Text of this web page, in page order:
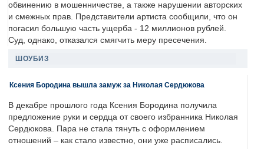
обвинению в мошенничестве, а также нарушении авторских
и смежных прав. Представители артиста сообщили, что он
погасил большую часть ущерба - 12 миллионов рублей.
Суд, однако, отказался смягчить меру пресечения.
ШОУБИЗ
Ксения Бородина вышла замуж за Николая Сердюкова
В декабре прошлого года Ксения Бородина получила
предложение руки и сердца от своего избранника Николая
Сердюкова. Пара не стала тянуть с оформлением
отношений – как стало известно, они уже расписались.